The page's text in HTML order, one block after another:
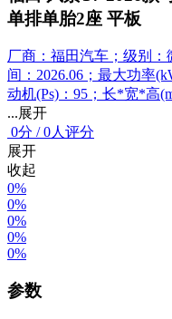
单排单胎2座 平板
厂商：福田汽车；级别
间：2026.06；最大功率
动机(Ps)：95；长*宽*高
...展开
0分 /0人评分
展开
收起
0%
0%
0%
0%
0%
参数